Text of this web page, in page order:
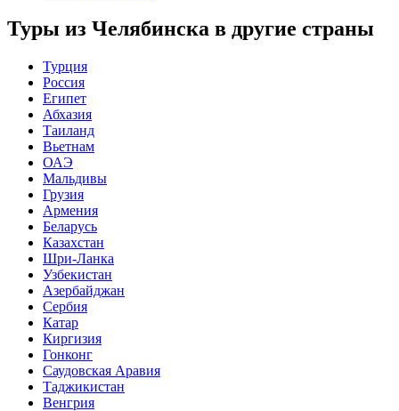
Туры из Челябинска в другие страны
Турция
Россия
Египет
Абхазия
Таиланд
Вьетнам
ОАЭ
Мальдивы
Грузия
Армения
Беларусь
Казахстан
Шри-Ланка
Узбекистан
Азербайджан
Сербия
Катар
Киргизия
Гонконг
Саудовская Аравия
Таджикистан
Венгрия